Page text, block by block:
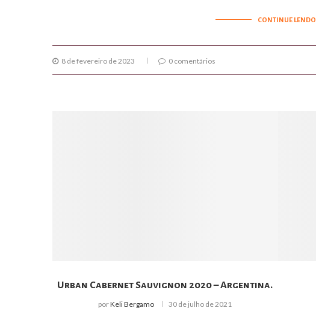
CONTINUE LENDO
8 de fevereiro de 2023 0 comentários
Urban Cabernet Sauvignon 2020 – Argentina.
porKeli Bergamo 30 de julho de 2021